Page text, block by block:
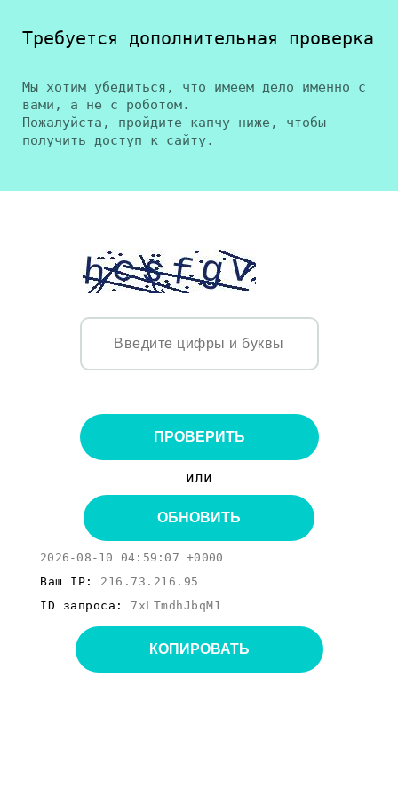
Требуется дополнительная проверка
Мы хотим убедиться, что имеем дело именно с
вами, а не с роботом.
Пожалуйста, пройдите капчу ниже, чтобы
получить доступ к сайту.
ПРОВЕРИТЬ
или
ОБНОВИТЬ
2026-08-10 04:59:07 +0000
Ваш IP: 216.73.216.95
ID запроса: 7xLTmdhJbqM1
КОПИРОВАТЬ